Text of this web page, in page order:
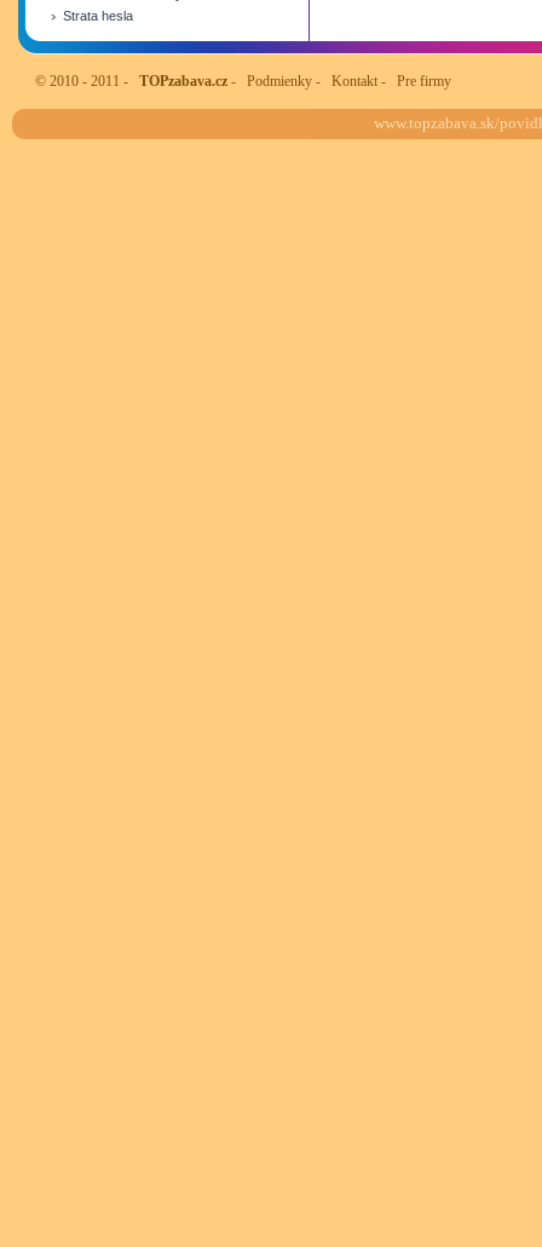
Strata hesla
© 2010 - 2011 - TOPzabava.cz - Podmienky - Kontakt - Pre firmy
www.topzabava.sk/